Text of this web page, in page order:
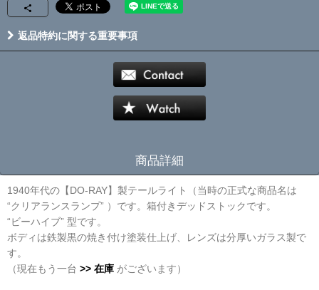
返品特約に関する重要事項
商品詳細
1940年代の【DO-RAY】製テールライト（当時の正式な商品名は
“クリアランスランプ” ）です。箱付きデッドストックです。
“ビーハイブ” 型です。
ボディは鉄製黒の焼き付け塗装仕上げ、レンズは分厚いガラス製で
す。
（現在もう一台 >> 在庫 がございます）